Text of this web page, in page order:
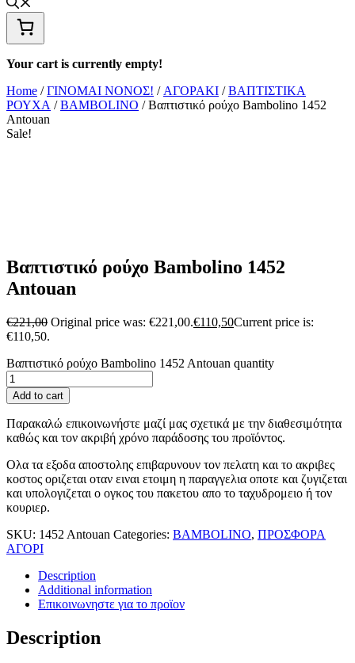
Your cart is currently empty!
Home /ΓΙΝΟΜΑΙ ΝΟΝΟΣ! / ΑΓΟΡΑΚΙ /ΒΑΠΤΙΣΤΙΚΑ
ΡΟΥΧΑ /BAMBOLINO / Βαπτιστικό ρούχο Bambolino 1452
Antouan
Sale!
Βαπτιστικό ρούχο Bambolino 1452
Antouan
€221,00 Original price was: €221,00.€110,50Current price is:
€110,50.
Βαπτιστικό ρούχο Bambolino 1452 Antouan quantity
Add to cart
Παρακαλώ επικοινωνήστε μαζί μας σχετικά με την διαθεσιμότητα
καθώς και τον ακριβή χρόνο παράδοσης του προϊόντος.
Ολα τα εξοδα αποστολης επιβαρυνουν τον πελατη και το ακριβες
κοστος οριζεται οταν ειναι ετοιμη η παραγγελια οποτε και ζυγιζεται
και υπολογιζεται ο ογκος του πακετου απο το ταχυδρομειο ή τον
κουριερ.
SKU: 1452 Antouan Categories: BAMBOLINO, ΠΡΟΣΦΟΡΑ
ΑΓΟΡΙ
Description
Additional information
Επικοινωνηστε για το προϊoν
Description